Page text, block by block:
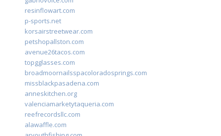
resinflowart.com
p-sports.net
korsairstreetwear.com
petshopallston.com
avenue26tacos.com
topgglasses.com
broadmoornailsspacoloradosprings.com
missblackpasadena.com
anneskitchen.org
valenciamarketytaqueria.com
reefrecordsllc.com
alawaffle.com